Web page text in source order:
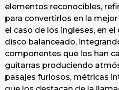
elementos reconocibles,
para convertirlos en la
el caso de los ingleses, en
disco balanceado,
componentes que los han
guitarras produciendo
pasajes furiosos, métricas